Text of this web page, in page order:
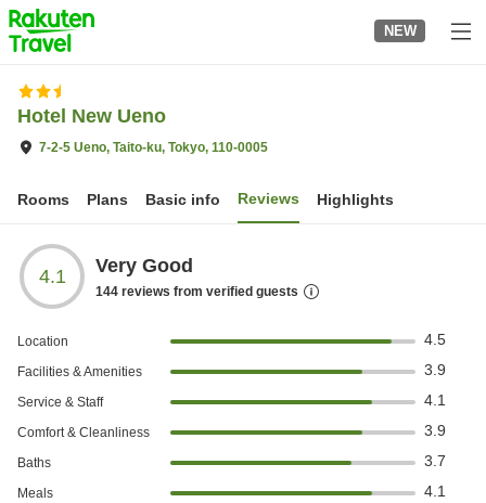
to
top
page
NEW
Hotel New Ueno
7-2-5 Ueno, Taito-ku, Tokyo, 110-0005
Rooms Plans Basic info Reviews Highlights
4.1 Very Good
144 reviews from verified guests
Location 4.5
Facilities & Amenities 3.9
Service & Staff 4.1
Comfort & Cleanliness 3.9
Baths 3.7
Meals 4.1